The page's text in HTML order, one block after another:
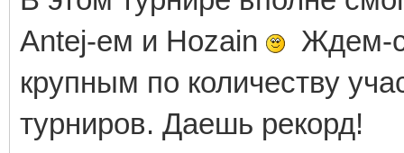
Аntej-ем и Hozain
Ждем-
крупным по количеству
турниров. Даешь рекорд!